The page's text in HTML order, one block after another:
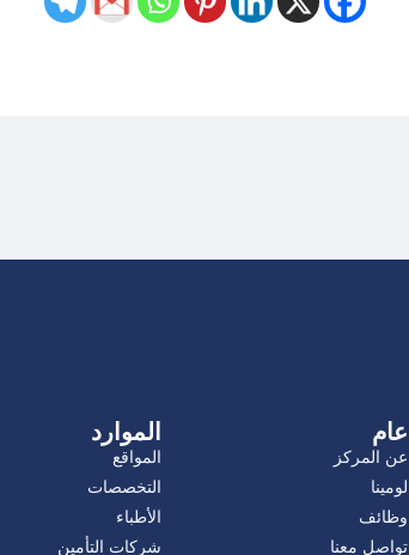
عام
عن المركز
لومينا
وظائف
تواصل معنا
الموارد
المواقع
التخصصات
الأطباء
شركات التأمين